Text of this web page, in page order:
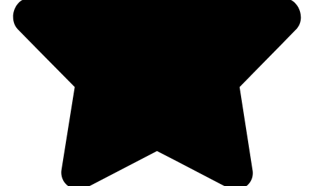
Behandle ditt samtykke
For å gi best mulig opplevelse bruker vi
informasjonskapsler for å lagre eller få tilgang til
enhetsdata. Å nekte samtykke kan begrense enkelte
funksjoner.
Nødvendig
Preferanser